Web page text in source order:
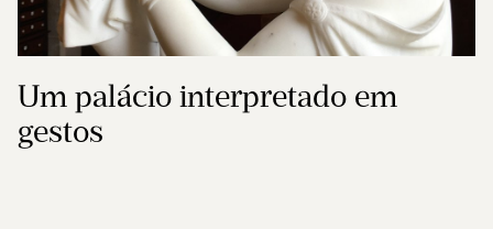
Um palácio interpretado em
gestos